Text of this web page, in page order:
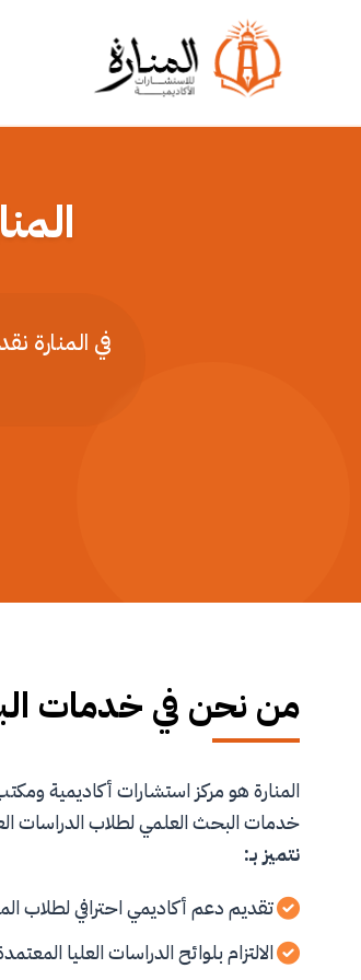
في المنارة
من نحن في خدمات
المنارة هو مركز استشارات
خدمات البحث العلمي لطلاب الدراسات
نتميز بـ:
تقديم دعم أكاديمي احترافي لطلاب
الالتزام بلوائح الدراسات العليا